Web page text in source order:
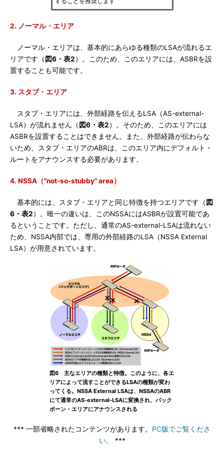
2. ノーマル・エリア
ノーマル・エリアは、基本的にあらゆる種類のLSAが流れるエ
リアです（ 図6・表2）。このため、このエリアには、ASBRを設
置することも可能です。
3. スタブ・エリア
スタブ・エリアには、外部経路を伝えるLSA（AS-external-
LSA）が流れません（ 図6・表2）。そのため、このエリアには
ASBRを設置することはできません。また、外部経路が伝わらな
いため、スタブ・エリアのABRは、このエリア内にデフォルト・
ルートをアナウンスする必要があります。
4. NSSA（"not-so-stubby" area）
基本的には、スタブ・エリアと同じ特徴を持つエリアです（ 図
6・表2）。唯一の違いは、このNSSAにはASBRが設置可能であ
るということです。ただし、通常のAS-external-LSAは流れない
ため、NSSA内部では、専用の外部経路のLSA（NSSA External
LSA）が用意されています。
図6 主なエリアの種類と特徴。このように、各エ
リアによって流すことができるLSAの種類が変わ
ってくる。NSSA External LSAは、NSSAのABR
にて通常のAS-external-LSAに変換され、バック
ボーン・エリアにアナウンスされる
*** 一部省略されたコンテンツがあります。 PC版でご覧くださ
い。
***